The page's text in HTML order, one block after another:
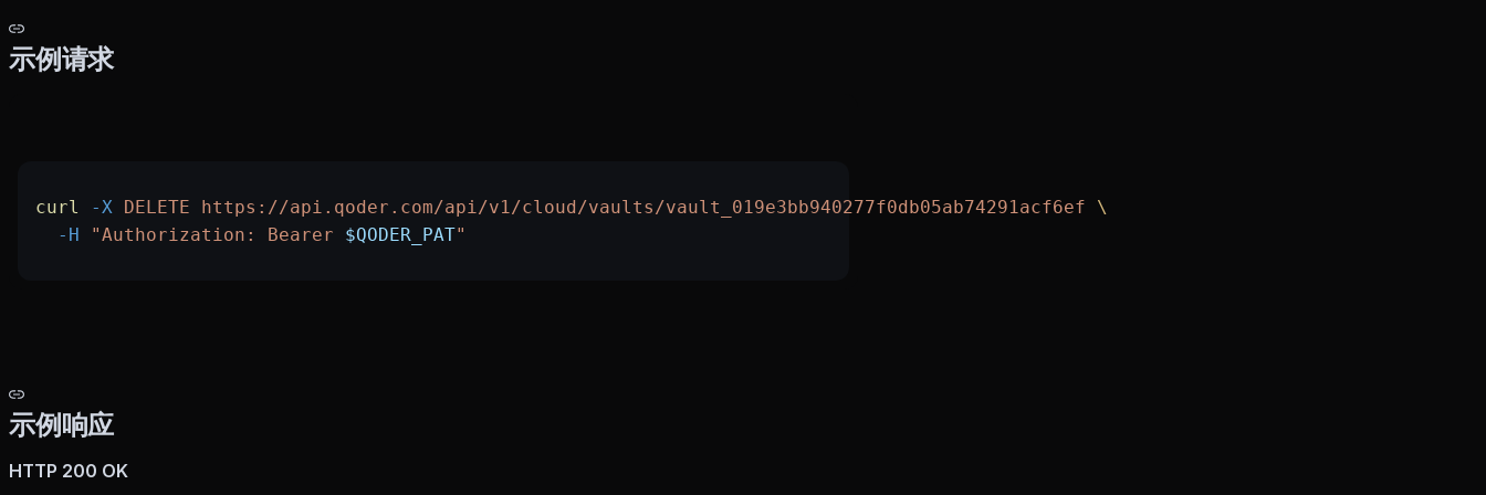
示例请求
curl -X DELETE https://api.qoder.com/api/v1/cloud/vaults/vault_019e3bb940277f0db05ab74291acf6ef \
  -H
"Authorization: Bearer $QODER_PAT"
示例响应
HTTP 200 OK